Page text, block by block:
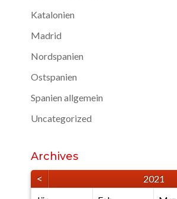
Katalonien
Madrid
Nordspanien
Ostspanien
Spanien allgemein
Uncategorized
Archives
<
2021